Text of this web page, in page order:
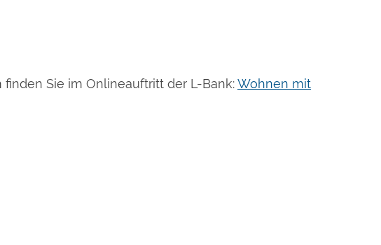
Sie im Onlineauftritt der L-Bank:Wohnen mit